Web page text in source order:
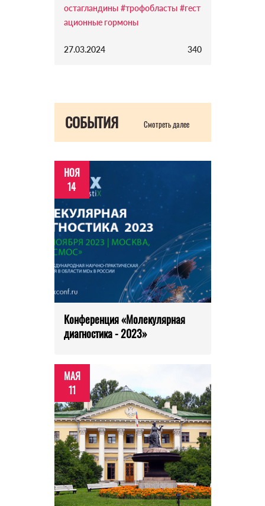
остагландины #трофобласты #гест
ационные гормоны
27.03.2024 340
СОБЫТИЯ Смотреть далее
НОЯ
14
Конференция «Молекулярная
диагностика - 2023»
МАЯ
11